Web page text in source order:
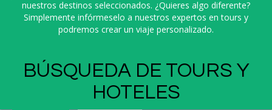
nuestros destinos seleccionados. ¿Quieres algo diferente?
Simplemente infórmeselo a nuestros expertos en tours y
podremos crear un viaje personalizado.
BÚSQUEDA DE TOURS Y
HOTELES